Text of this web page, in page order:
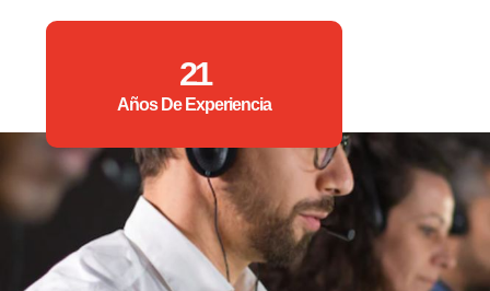
21
Años De Experiencia